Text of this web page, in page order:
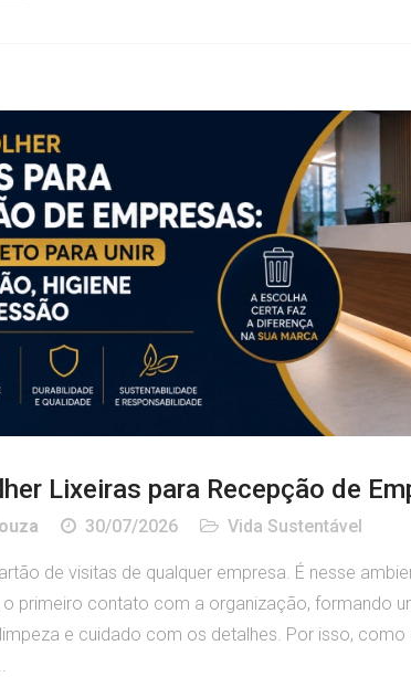
Lixeiras para Recepção de
30/07/2026 Vida Sustentável
de visitas de qualquer empresa. É nesse
primeiro contato com a organização, formando
e cuidado com os detalhes. Por isso,